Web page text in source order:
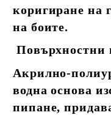
коригиране на
на боите.
Повърхностни
Акрилно-
водна основа
пипане,